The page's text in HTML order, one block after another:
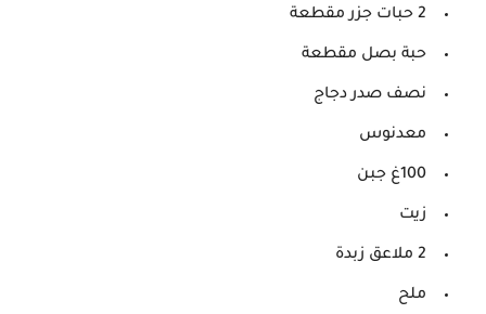
2 حبات جزر مقطعة
حبة بصل مقطعة
نصف صدر دجاج
معدنوس
100غ جبن
زيت
2 ملاعق زبدة
ملح